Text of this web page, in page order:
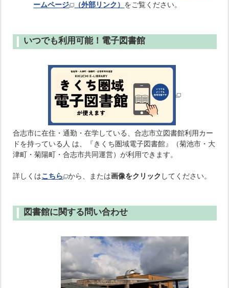
ームページ
（外部リンク） をご覧ください。
いつでも利用可能！電子図書館
合志市に在住・通勤・在学している、合志市立図書館利用カー
ドを持っている人 は、『きくち圏域電子図書館』（菊池市・大
津町・菊陽町・合志市共同運営）が利用できます。
詳しくはこちら から、または画像をクリック してください。
図書館に関する問い合わせ